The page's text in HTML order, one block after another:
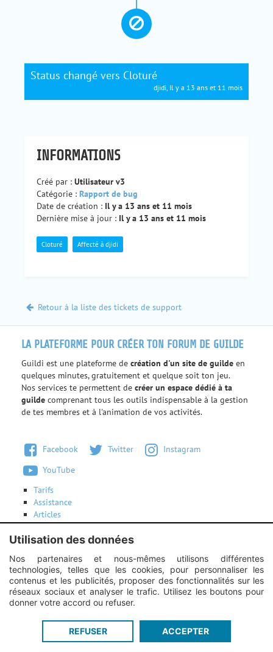
Status changé vers Cloturé
djidi, Il y a 13 ans et 11 mois
INFORMATIONS
Créé par : Utilisateur v3
Catégorie : Rapport de bug
Date de création : Il y a 13 ans et 11 mois
Dernière mise à jour : Il y a 13 ans et 11 mois
Cloturé Affecté à djidi
Retour à la liste des tickets de support
LA PLATEFORME POUR CRÉER TON FORUM DE GUILDE
Guildi est une plateforme de création d'un site de guilde en
quelques minutes, gratuitement et quelque soit ton jeu.
Nos services te permettent de créer un espace dédié à ta
guilde comprenant tous les outils indispensable à la gestion
de tes membres et à l'animation de vos activités.
Facebook Twitter
Instagram
YouTube
Tarifs
Assistance
Articles
Conditions d'utilisation
Contactez-nous
Instagram :Unexpected response structure
Guildi.com © 2012 - 2026 Mentions légales- Service proposé par
Guildi
Utilisation des données
Nos partenaires et nous-mêmes utilisons différentes
technologies, telles que les cookies, pour personnaliser les
contenus et les publicités, proposer des fonctionnalités sur les
réseaux sociaux et analyser le trafic. Utilisez les boutons pour
donner votre accord ou refuser.
REFUSER ACCEPTER